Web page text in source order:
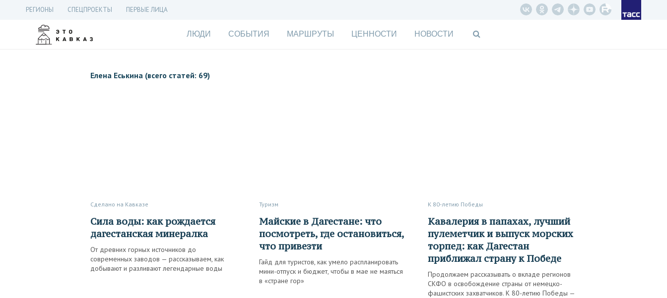
РЕГИОНЫ СПЕЦПРОЕКТЫ ПЕРВЫЕ ЛИЦА
ЛЮДИ СОБЫТИЯ МАРШРУТЫ ЦЕННОСТИ НОВОСТИ
Елена Еськина (всего статей: 69)
Сделано на Кавказе
Сила воды: как рождается
дагестанская минералка
От древних горных источников до
современных заводов — рассказываем, как
добывают и разливают легендарные воды
Туризм
Майские в Дагестане: что
посмотреть, где остановиться,
что привезти
Гайд для туристов, как умело распланировать
мини-отпуск и бюджет, чтобы в мае не маяться
в «стране гор»
К 80-летию Победы
Кавалерия в папахах, лучший
пулеметчик и выпуск морских
торпед: как Дагестан
приближал страну к Победе
Продолжаем рассказывать о вкладе регионов
СКФО в освобождение страны от немецко-
фашистских захватчиков. К 80-летию Победы —